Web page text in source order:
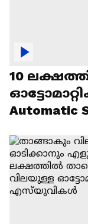
10
Automatic